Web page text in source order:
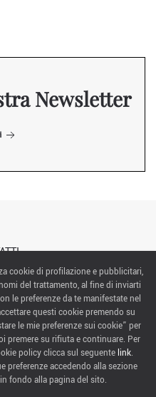
Newsletter
US
SpA All rights reserved
Rimini,
Reg. Imprese 00139440408, Capitale Sociale
i.v.
cookie di profilazione e pubblicitari,
del trattamento, al fine di inviarti
le preferenze da te manifestate nel
questi cookie premendo su
le mie preferenze sui cookie” per
premere su rifiuta e continuare. Per
policy clicca sul seguente link.
preferenze accedendo alla sezione
fondo alla pagina del sito.